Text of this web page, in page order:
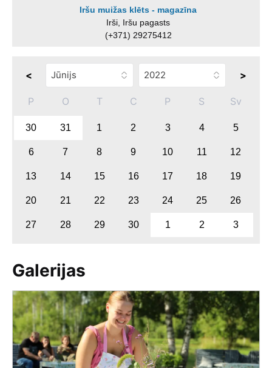
Iršu muižas klēts - magazīna
Irši, Iršu pagasts
(+371) 29275412
< >
P O T C P S Sv
30 31 1 2 3 4 5
6 7 8 9 10 11 12
13 14 15 16 17 18 19
20 21 22 23 24 25 26
27 28 29 30 1 2 3
Galerijas